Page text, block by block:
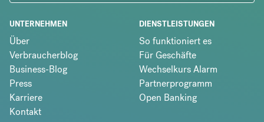
UNTERNEHMEN
Über
Verbraucherblog
Business-Blog
Press
Karriere
Kontakt
DIENSTLEISTUNGEN
So funktioniert es
Für Geschäfte
Wechselkurs Alarm
Partnerprogramm
Open Banking